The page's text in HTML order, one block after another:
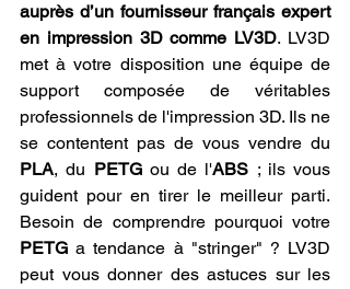
auprès d’un fournisseur français expert
en impression 3D comme LV3D. LV3D
met à votre disposition une équipe de
support composée de véritables
professionnels de l'impression 3D. Ils ne
PLA, du PETG ou de l'ABS ; ils vous
guident pour en tirer le meilleur parti.
PETG a tendance à "stringer" ? LV3D
peut vous donner des astuces sur les